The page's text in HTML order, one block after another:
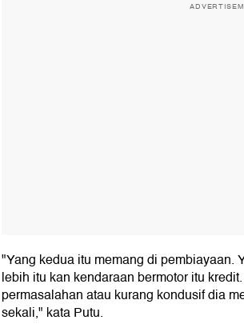
"Yang kedua itu memang di pembiayaan.
lebih itu kan kendaraan bermotor itu
permasalahan atau kurang kondusif dia
sekali," kata Putu.